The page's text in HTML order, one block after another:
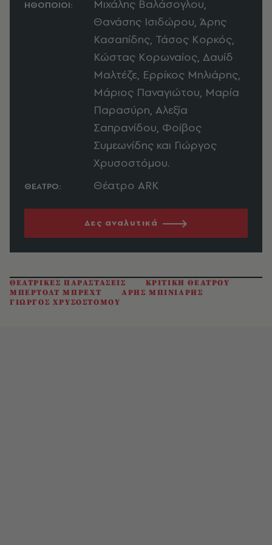
ΗΘΟΠΟΙΟΙ:
Μιχάλης Βαλάσογλου,
Θανάσης Ισιδώρου, Άρης
Κασαπίδης, Τάσος Κορκός,
Κώστας Κορωναίος, Δαυίδ
Μαλτέζε, Ερρίκος Μηλιάρης,
Μάριος Παναγιώτου, Μαρία
Παρασύρη, Αλεξία
Σαπρανίδου, Φοίβος
Συμεωνίδης και Γιώργος
Χρυσοστόμου.
ΘΕΑΤΡΟ: Θέατρο ARK
Δες αναλυτικά
ΘΕΑΤΡΙΚΕΣ ΠΑΡΑΣΤΑΣΕΙΣ
ΚΡΙΤΙΚΗ ΘΕΑΤΡΟΥ
ΜΠΕΡΤΟΛΤ ΜΠΡΕΧΤ
ΑΡΗΣ ΜΠΙΝΙΑΡΗΣ
ΓΙΩΡΓΟΣ ΧΡΥΣΟΣΤΟΜΟΥ